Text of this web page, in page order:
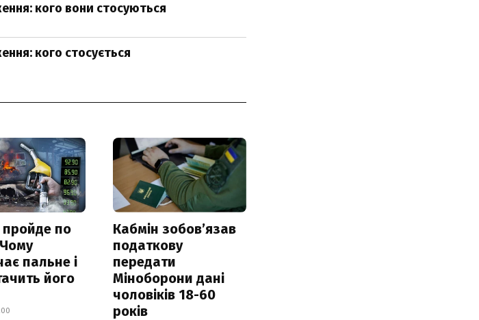
кого вони стосуються
кого стосується
по
пальне і
його
Кабмін зобовʼязав
податкову
передати
Міноборони дані
чоловіків 18-60
років